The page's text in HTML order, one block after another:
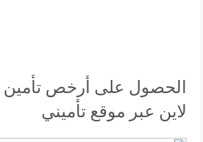
الحصول على أرخص تأمين
لاين عبر موقع تأميني